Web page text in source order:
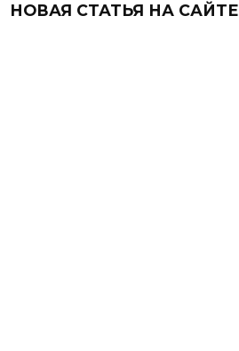
НОВАЯ СТАТЬЯ НА САЙТЕ